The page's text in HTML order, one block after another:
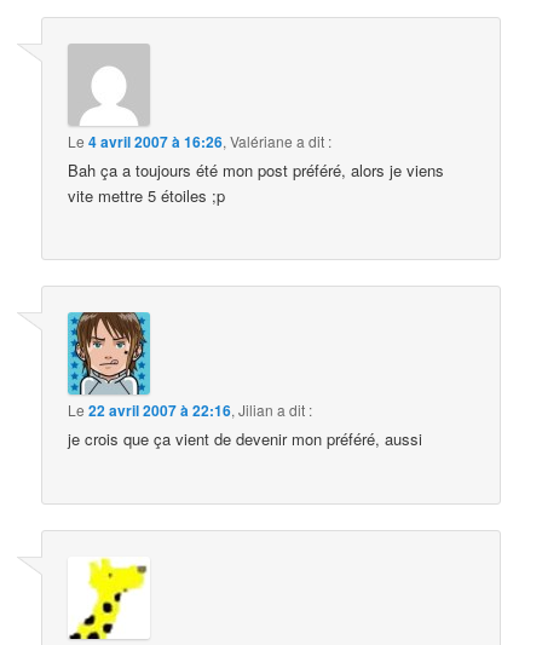
Le4 avril 2007 à 16:26,Valériane a dit :
Bah ça a toujours été mon post préféré, alors je viens
vite mettre 5 étoiles ;p
Le22 avril 2007 à 22:16,Jilian a dit :
je crois que ça vient de devenir mon préféré, aussi